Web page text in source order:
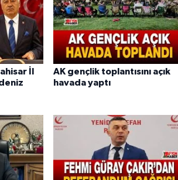
İl
AK gençlik toplantısını açık
havada yaptı